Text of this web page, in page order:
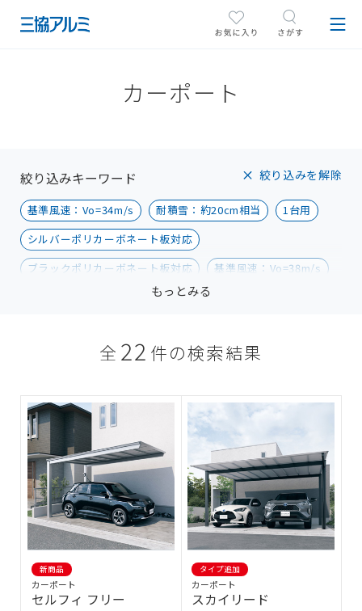
カーポート
絞り込みキーワード
基準風速：Vo=34m/s 耐積雪：約20cm相当
1台用
シルバーポリカーボネート板対応
ブラックポリカーボネート板対応
基準風速：Vo=38m/s
耐積雪：約30cm相当
基準風速：Vo=46m/s
耐積雪：約50cm相当
耐積雪：約200cm相当
基準風速：Vo=36m/s
側面パネル
雪おろし棒 お掃除モップ
絞り込みを解除
もっとみる
全 22 件の検索結果
新商品
カーポート
セルフィ フリー
タイプ追加
カーポート
スカイリード